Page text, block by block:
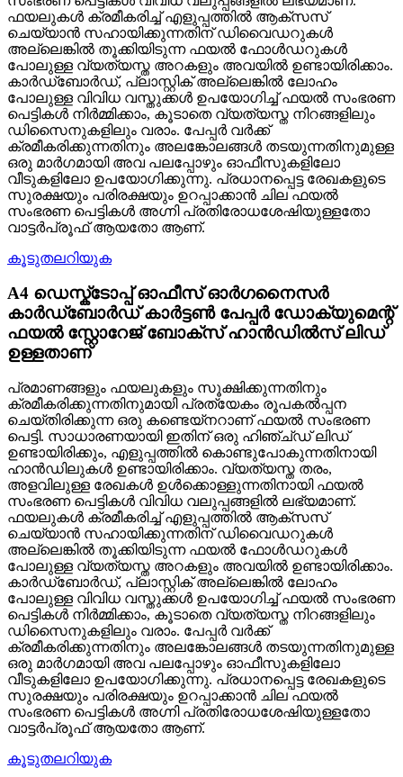
ഫയലുകൾ ക്രമീകരിച്ച് എളുപ്പത്തിൽ ആക്‌സസ്
ചെയ്യാൻ സഹായിക്കുന്നതിന് ഡിവൈഡറുകൾ
അല്ലെങ്കിൽ തൂക്കിയിടുന്ന ഫയൽ ഫോൾഡറുകൾ
പോലുള്ള വ്യത്യസ്ത അറകളും അവയിൽ ഉണ്ടായിരിക്കാം.
കാർഡ്ബോർഡ്, പ്ലാസ്റ്റിക് അല്ലെങ്കിൽ ലോഹം
പോലുള്ള വിവിധ വസ്തുക്കൾ ഉപയോഗിച്ച് ഫയൽ സംഭരണ
​​പെട്ടികൾ നിർമ്മിക്കാം, കൂടാതെ വ്യത്യസ്ത നിറങ്ങളിലും
ഡിസൈനുകളിലും വരാം. പേപ്പർ വർക്ക്
ക്രമീകരിക്കുന്നതിനും അലങ്കോലങ്ങൾ തടയുന്നതിനുമുള്ള
ഒരു മാർഗമായി അവ പലപ്പോഴും ഓഫീസുകളിലോ
വീടുകളിലോ ഉപയോഗിക്കുന്നു. പ്രധാനപ്പെട്ട രേഖകളുടെ
സുരക്ഷയും പരിരക്ഷയും ഉറപ്പാക്കാൻ ചില ഫയൽ
സംഭരണ ​​പെട്ടികൾ അഗ്നി പ്രതിരോധശേഷിയുള്ളതോ
വാട്ടർപ്രൂഫ് ആയതോ ആണ്.
കൂടുതലറിയുക
A4 ഡെസ്ക്ടോപ്പ് ഓഫീസ് ഓർഗനൈസർ
കാർഡ്ബോർഡ് കാർട്ടൺ പേപ്പർ ഡോക്യുമെന്റ്
ഫയൽ സ്റ്റോറേജ് ബോക്സ് ഹാൻഡിൽസ് ലിഡ്
ഉള്ളതാണ്
പ്രമാണങ്ങളും ഫയലുകളും സൂക്ഷിക്കുന്നതിനും
ക്രമീകരിക്കുന്നതിനുമായി പ്രത്യേകം രൂപകൽപ്പന
ചെയ്‌തിരിക്കുന്ന ഒരു കണ്ടെയ്‌നറാണ് ഫയൽ സംഭരണ ​​
പെട്ടി. സാധാരണയായി ഇതിന് ഒരു ഹിഞ്ച്ഡ് ലിഡ്
ഉണ്ടായിരിക്കും, എളുപ്പത്തിൽ കൊണ്ടുപോകുന്നതിനായി
ഹാൻഡിലുകൾ ഉണ്ടായിരിക്കാം. വ്യത്യസ്ത തരം,
അളവിലുള്ള രേഖകൾ ഉൾക്കൊള്ളുന്നതിനായി ഫയൽ
സംഭരണ ​​പെട്ടികൾ വിവിധ വലുപ്പങ്ങളിൽ ലഭ്യമാണ്.
ഫയലുകൾ ക്രമീകരിച്ച് എളുപ്പത്തിൽ ആക്‌സസ്
ചെയ്യാൻ സഹായിക്കുന്നതിന് ഡിവൈഡറുകൾ
അല്ലെങ്കിൽ തൂക്കിയിടുന്ന ഫയൽ ഫോൾഡറുകൾ
പോലുള്ള വ്യത്യസ്ത അറകളും അവയിൽ ഉണ്ടായിരിക്കാം.
കാർഡ്ബോർഡ്, പ്ലാസ്റ്റിക് അല്ലെങ്കിൽ ലോഹം
പോലുള്ള വിവിധ വസ്തുക്കൾ ഉപയോഗിച്ച് ഫയൽ സംഭരണ
​​പെട്ടികൾ നിർമ്മിക്കാം, കൂടാതെ വ്യത്യസ്ത നിറങ്ങളിലും
ഡിസൈനുകളിലും വരാം. പേപ്പർ വർക്ക്
ക്രമീകരിക്കുന്നതിനും അലങ്കോലങ്ങൾ തടയുന്നതിനുമുള്ള
ഒരു മാർഗമായി അവ പലപ്പോഴും ഓഫീസുകളിലോ
വീടുകളിലോ ഉപയോഗിക്കുന്നു. പ്രധാനപ്പെട്ട രേഖകളുടെ
സുരക്ഷയും പരിരക്ഷയും ഉറപ്പാക്കാൻ ചില ഫയൽ
സംഭരണ ​​പെട്ടികൾ അഗ്നി പ്രതിരോധശേഷിയുള്ളതോ
വാട്ടർപ്രൂഫ് ആയതോ ആണ്.
കൂടുതലറിയുക